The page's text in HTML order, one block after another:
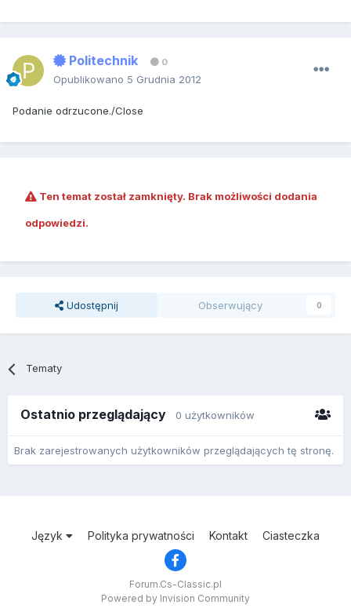
Politechnik 0
Opublikowano 5 Grudnia 2012
Podanie odrzucone./Close
Ten temat został zamknięty. Brak możliwości dodania
odpowiedzi.
Udostępnij Obserwujący 0
Tematy
Ostatnio przeglądający 0 użytkowników
Brak zarejestrowanych użytkowników przeglądających tę stronę.
Język Polityka prywatności Kontakt Ciasteczka
Forum.Cs-Classic.pl
Powered by Invision Community